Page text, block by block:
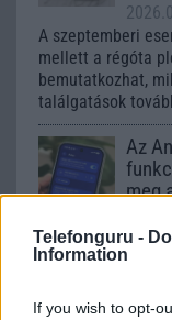
Telefonguru -
Information
If you wish to opt-
A szeptemberi
mellett a régóta
bemutatkozhat,
találgatások
Az
meg
Sok felhasználó
Android már évek